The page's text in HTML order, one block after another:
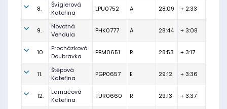
8.
Švíglerová
Kateřina
LPU0752 A 28:09 + 2:33
9.
Novotná
Vendula
PHK0777 A 28:44 + 3:08
10.
Procházková
Doubravka
PBM0651 R 28:53 + 3:17
11.
Štěpová
Kateřina
PGP0657 E 29:12 + 3:36
12.
Lamačová
Kateřina
TUR0660 R 29:13 + 3:37